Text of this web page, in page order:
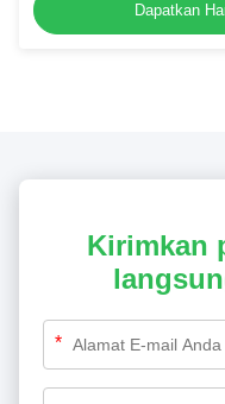
Dapatkan
Kirimkan
*